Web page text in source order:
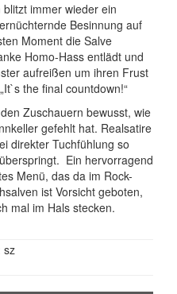
immer wieder ein
Besinnung auf
Moment die Salve
Homo-Hass entlädt und
aufreißen um ihren Frust
the final countdown!“
Zuschauern bewusst, wie
gefehlt hat. Realsatire
direkter Tuchfühlung so
Ein hervorragend
Menü, das da im Rock-
ist Vorsicht geboten,
mal im Hals stecken.
sz